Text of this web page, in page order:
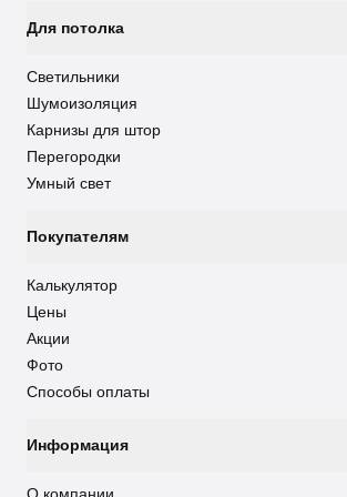
Для потолка
Светильники
Шумоизоляция
Карнизы для штор
Перегородки
Умный свет
Покупателям
Калькулятор
Цены
Акции
Фото
Способы оплаты
Информация